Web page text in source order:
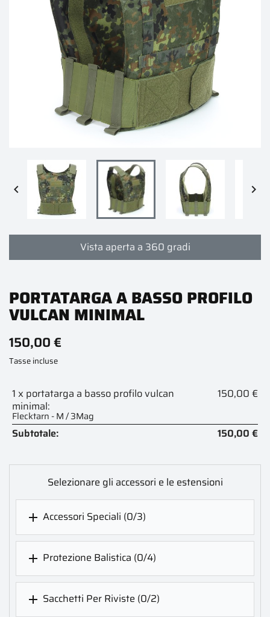
 
Vista aperta a 360 gradi
PORTATARGA A BASSO PROFILO
VULCAN MINIMAL
150,00 €
Tasse incluse
1 x portatarga a basso profilo vulcan
minimal:
Flecktarn - M / 3Mag
150,00 €
Subtotale: 150,00 €
Selezionare gli accessori e le estensioni
 Accessori Speciali (0/3)
 Protezione Balistica (0/4)
 Sacchetti Per Riviste (0/2)